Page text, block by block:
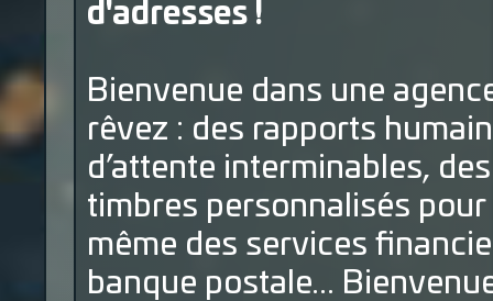
d'adresses !
Bienvenue dans une
rêvez : des rapports
d’attente interminables,
timbres personnalisés
même des services
banque postale...